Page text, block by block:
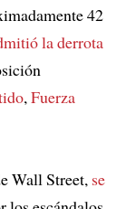
42
la derrota
,Fuerza
Wall Street, se